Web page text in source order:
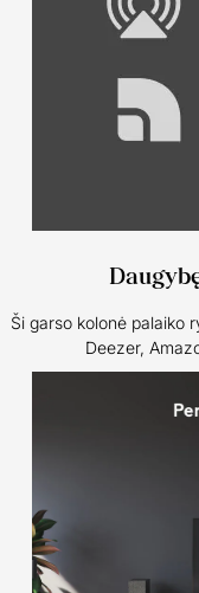
Ši garso kolonė palaiko
Deezer,